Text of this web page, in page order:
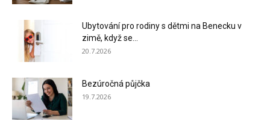
Ubytování pro rodiny s dětmi na Benecku v
zimě, když se...
20.7.2026
Bezúročná půjčka
19.7.2026